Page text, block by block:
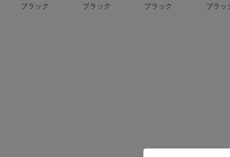
ブラック ブラック ブラック ブラッ